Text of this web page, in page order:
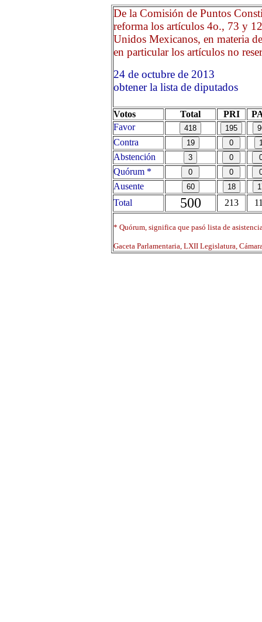
De la Comisión de Puntos
reforma los artículos 4o., 73 y
Unidos Mexicanos, en materia
en particular los artículos no
24 de octubre de 2013
obtener la lista de diputados
Votos Total PRI
Favor
Contra
Abstención
Quórum *
Ausente
Total
500 213
* Quórum, significa que pasó lista de
Gaceta Parlamentaria, LXII Legislatura,